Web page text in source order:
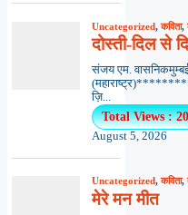
Uncategorized,कविता,
दोस्ती-दिल से
संजय एम.
ज़ि...
Total Views : 20
August 5, 2026
Uncategorized,कविता,
मेरे मन मीत